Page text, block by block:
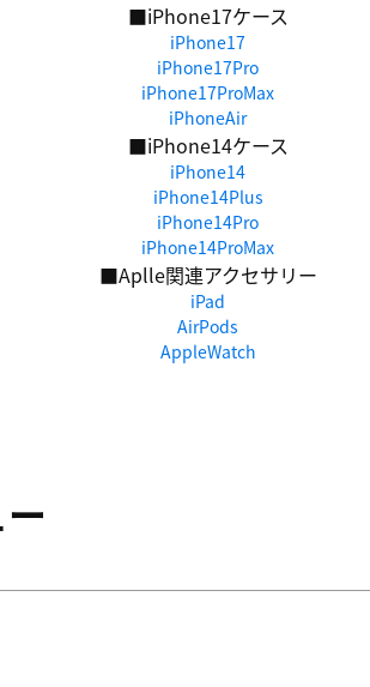
■iPhone17ケース
iPhone17
iPhone17Pro
iPhone17ProMax
iPhoneAir
■iPhone14ケース
iPhone14
iPhone14Plus
iPhone14Pro
iPhone14ProMax
■Aplle関連アクセサリー
iPad
AirPods
AppleWatch